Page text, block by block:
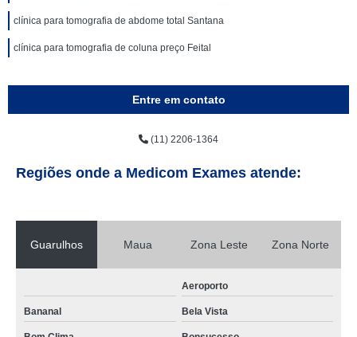
clínica para tomografia de abdome total Santana
clínica para tomografia de coluna preço Feital
Entre em contato
(11) 2206-1364
Regiões onde a Medicom Exames atende:
Guarulhos Maua Zona Leste Zona Norte
Aeroporto
Bananal Bela Vista